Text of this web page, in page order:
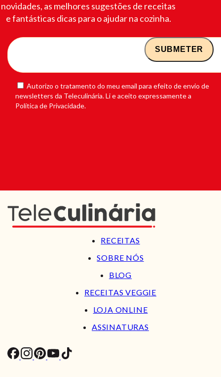
novidades, as melhores sugestões de receitas
e fantásticas dicas para o ajudar na cozinha.
Autorizo o tratamento do meu email para efeito de envio de
newsletters da Teleculinária. Li e aceito expressamente a
Política de Privacidade.
RECEITAS
SOBRE NÓS
BLOG
RECEITAS VEGGIE
LOJA ONLINE
ASSINATURAS